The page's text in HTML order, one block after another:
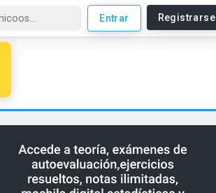
Entrar Registrarse
de Matemáticas, Física y Química